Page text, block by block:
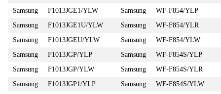
Samsung
F1013JGE1/YLW Samsung
WF-F854/YLP
Samsung
F1013JGE1U/YLW Samsung
WF-F854/YLR
Samsung
F1013JGEU/YLW Samsung
WF-F854/YLW
Samsung
F1013JGP/YLP Samsung
WF-F854S/YLP
Samsung
F1013JGP/YLW Samsung
WF-F854S/YLR
Samsung
F1013JGP1/YLP Samsung
WF-F854S/YLW